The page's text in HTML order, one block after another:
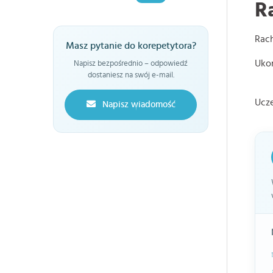
Masz pytanie do korepetytora?
Napisz bezpośrednio – odpowiedź
dostaniesz na swój e-mail.
Napisz wiadomość